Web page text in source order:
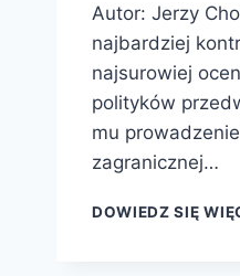
Autor: Jerzy
najbardziej
najsurowiej
polityków
mu
zagranicznej…
DOWIEDZ SIĘ